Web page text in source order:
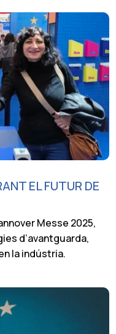
EL FUTUR DE
Messe 2025,
d’avantguarda,
la indústria.